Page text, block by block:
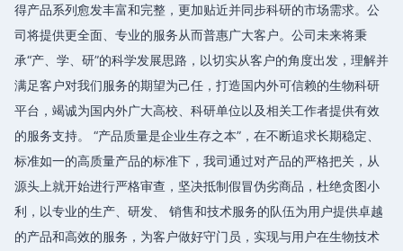
得产品系列愈发丰富和完整，更加贴近并同步科研的市场需求。公
司将提供更全面、专业的服务从而普惠广大客户。公司未来将秉
承“产、学、研”的科学发展思路，以切实从客户的角度出发，理解并
满足客户对我们服务的期望为己任，打造国内外可信赖的生物科研
平台，竭诚为国内外广大高校、科研单位以及相关工作者提供有效
的服务支持。 “产品质量是企业生存之本”，在不断追求长期稳定、
标准如一的高质量产品的标准下，我司通过对产品的严格把关，从
源头上就开始进行严格审查，坚决抵制假冒伪劣商品，杜绝贪图小
利，以专业的生产、研发、 销售和技术服务的队伍为用户提供卓越
的产品和高效的服务，为客户做好守门员，实现与用户在生物技术